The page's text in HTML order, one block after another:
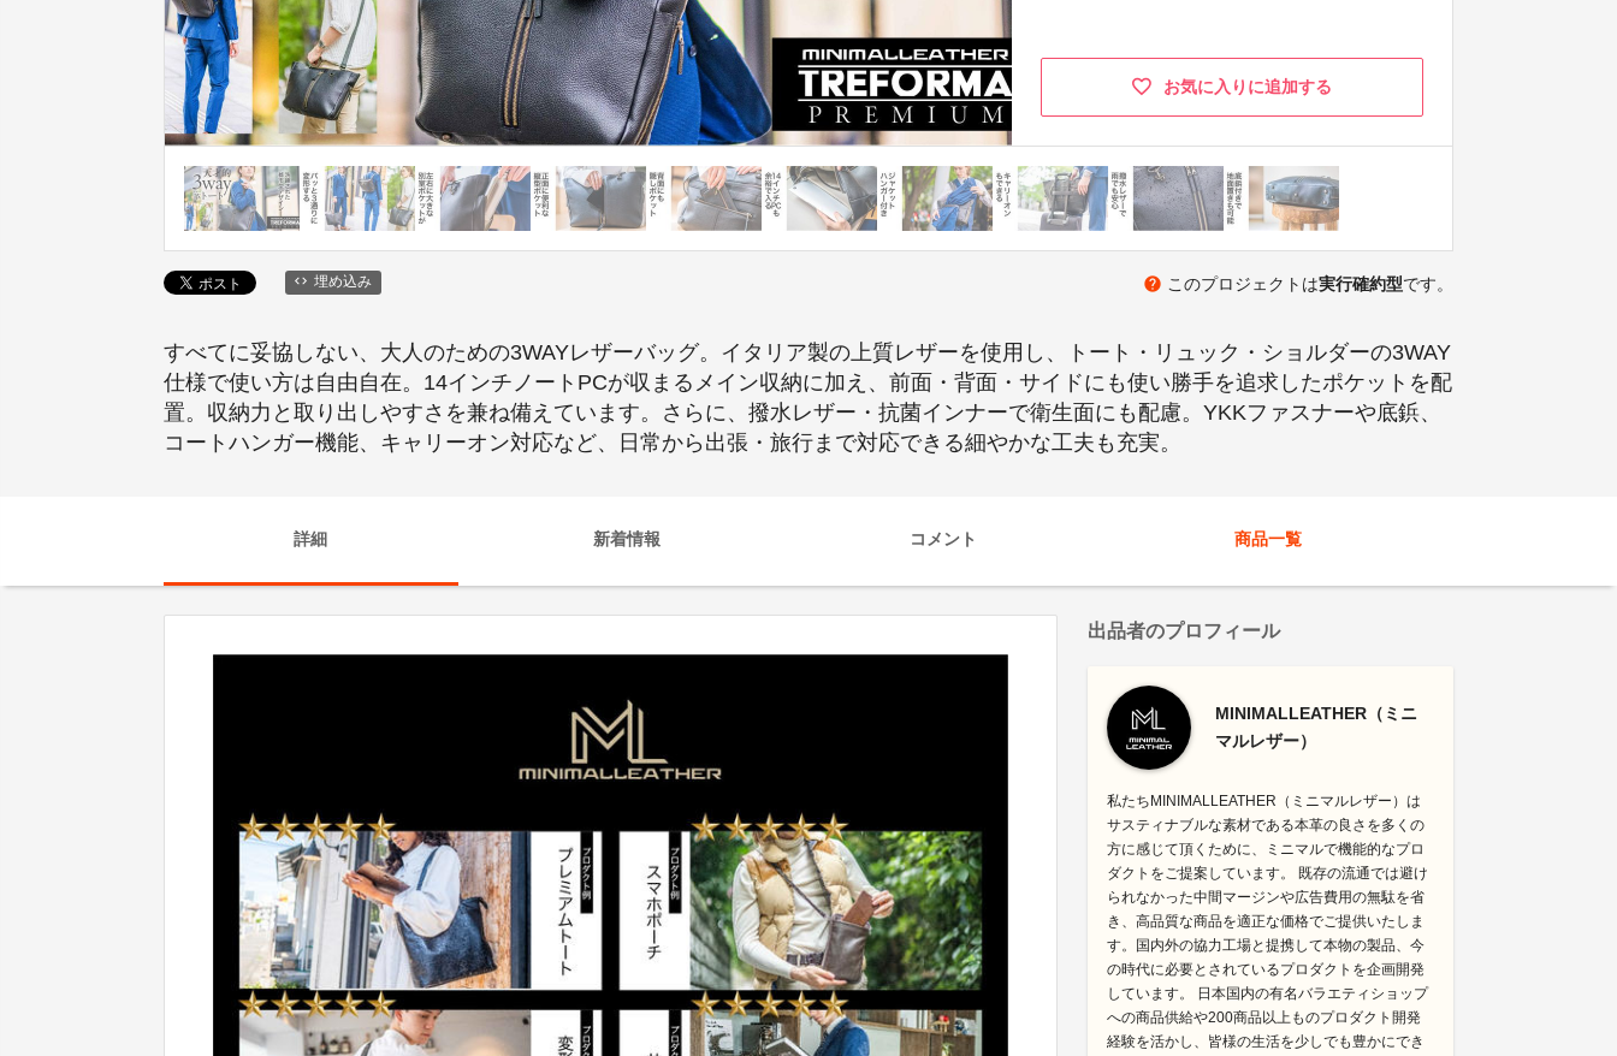
お気に入りに追加する
埋め込み help このプロジェクトは実行確約型です。
すべてに妥協しない、大人のための3WAYレザーバッグ。イタリア製の上質レザーを使用し、トート・リュック・ショルダーの3WAY
仕様で使い方は自由自在。14インチノートPCが収まるメイン収納に加え、前面・背面・サイドにも使い勝手を追求したポケットを配
置。収納力と取り出しやすさを兼ね備えています。さらに、撥水レザー・抗菌インナーで衛生面にも配慮。YKKファスナーや底鋲、
コートハンガー機能、キャリーオン対応など、日常から出張・旅行まで対応できる細やかな工夫も充実。
詳細 新着情報 コメント 商品一覧
出品者のプロフィール
MINIMALLEATHER（ミニ
マルレザー）
私たちMINIMALLEATHER（ミニマルレザー）は
サスティナブルな素材である本革の良さを多くの
方に感じて頂くために、ミニマルで機能的なプロ
ダクトをご提案しています。 既存の流通では避け
られなかった中間マージンや広告費用の無駄を省
き、高品質な商品を適正な価格でご提供いたしま
す。国内外の協力工場と提携して本物の製品、今
の時代に必要とされているプロダクトを企画開発
しています。 日本国内の有名バラエティショップ
への商品供給や200商品以上ものプロダクト開発
経験を活かし、皆様の生活を少しでも豊かにでき